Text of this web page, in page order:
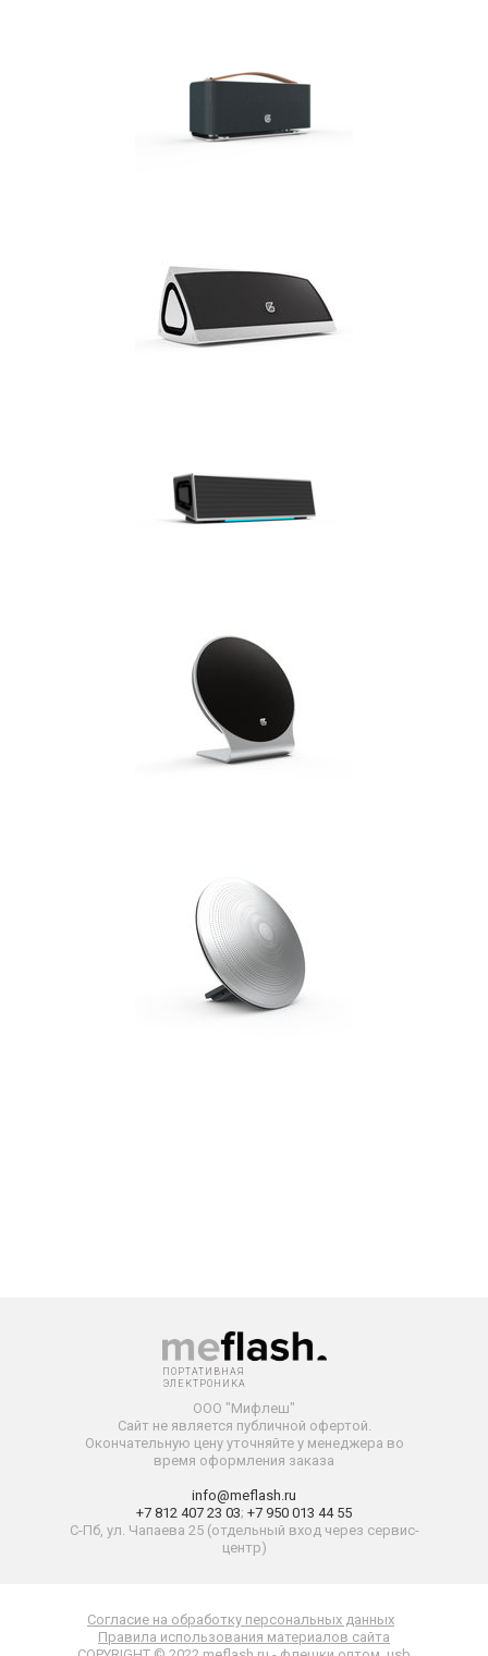
ООО "Мифлеш"
Сайт не является публичной офертой.
Окончательную цену уточняйте у менеджера во
время оформления заказа
info@meflash.ru
+7 812 407 23 03; +7 950 013 44 55
С-Пб, ул. Чапаева 25 (отдельный вход через сервис-
центр)
ПОРТАТИВНАЯ
ЭЛЕКТРОНИКА
Согласие на обработку персональных данных
Правила использования материалов сайта